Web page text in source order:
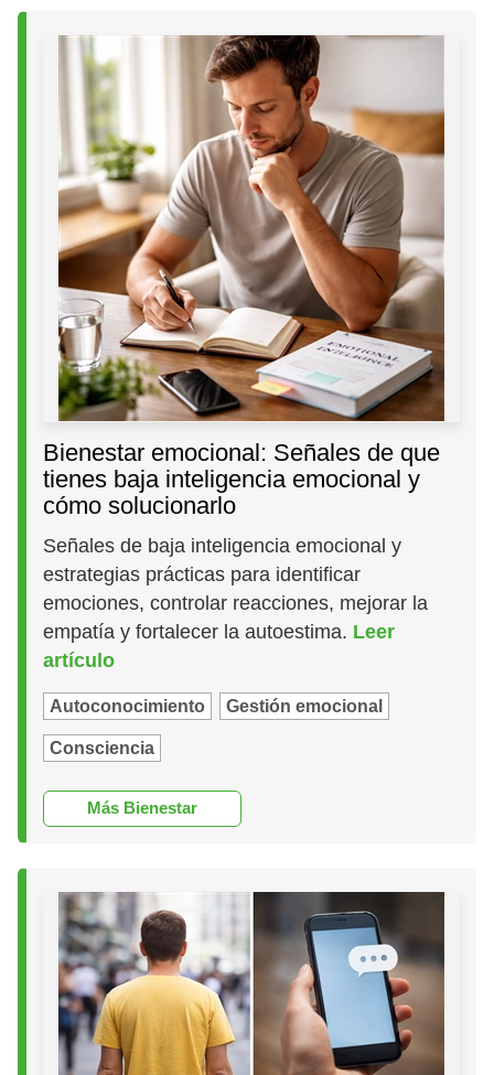
Bienestar emocional: Señales de que
tienes baja inteligencia emocional y
cómo solucionarlo
Señales de baja inteligencia emocional y
estrategias prácticas para identificar
emociones, controlar reacciones, mejorar la
empatía y fortalecer la autoestima. Leer
artículo
Autoconocimiento Gestión emocional
Consciencia
Más Bienestar